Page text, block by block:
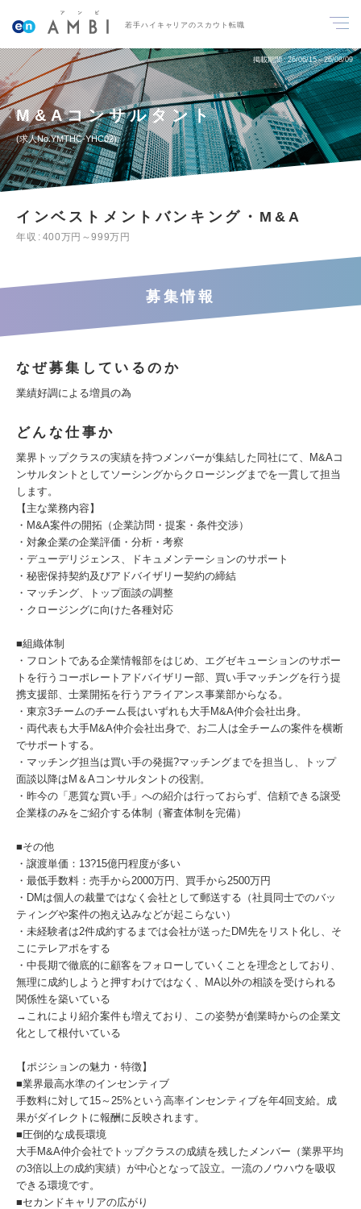
若手ハイキャリアのスカウト転職
掲載期間 26/06/15～26/08/09
M&Aコンサルタント
求人No.YMTHC-YHC02
インベストメントバンキング・M&A
年収 400万円～999万円
募集情報
なぜ募集しているのか
業績好調による増員の為
どんな仕事か
業界トップクラスの実績を持つメンバーが集結した同社にて、M&Aコ
ンサルタントとしてソーシングからクロージングまでを一貫して担当
します。
【主な業務内容】
・M&A案件の開拓（企業訪問・提案・条件交渉）
・対象企業の企業評価・分析・考察
・デューデリジェンス、ドキュメンテーションのサポート
・秘密保持契約及びアドバイザリー契約の締結
・マッチング、トップ面談の調整
・クロージングに向けた各種対応
■組織体制
・フロントである企業情報部をはじめ、エグゼキューションのサポー
トを行うコーポレートアドバイザリー部、買い手マッチングを行う提
携支援部、士業開拓を行うアライアンス事業部からなる。
・東京3チームのチーム長はいずれも大手M&A仲介会社出身。
・両代表も大手M&A仲介会社出身で、お二人は全チームの案件を横断
でサポートする。
・マッチング担当は買い手の発掘?マッチングまでを担当し、トップ
面談以降はM＆Aコンサルタントの役割。
・昨今の「悪質な買い手」への紹介は行っておらず、信頼できる譲受
企業様のみをご紹介する体制（審査体制を完備）
■その他
・譲渡単価：13?15億円程度が多い
・最低手数料：売手から2000万円、買手から2500万円
・DMは個人の裁量ではなく会社として郵送する（社員同士でのバッ
ティングや案件の抱え込みなどが起こらない）
・未経験者は2件成約するまでは会社が送ったDM先をリスト化し、そ
こにテレアポをする
・中長期で徹底的に顧客をフォローしていくことを理念としており、
無理に成約しようと押すわけではなく、MA以外の相談を受けられる
関係性を築いている
→これにより紹介案件も増えており、この姿勢が創業時からの企業文
化として根付いている
【ポジションの魅力・特徴】
■業界最高水準のインセンティブ
手数料に対して15～25%という高率インセンティブを年4回支給。成
果がダイレクトに報酬に反映されます。
■圧倒的な成長環境
大手M&A仲介会社でトップクラスの成績を残したメンバー（業界平均
の3倍以上の成約実績）が中心となって設立。一流のノウハウを吸収
できる環境です。
■セカンドキャリアの広がり